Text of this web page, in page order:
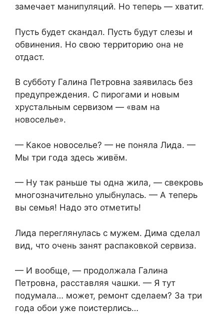
замечает манипуляций. Но теперь — хватит.
Пусть будет скандал. Пусть будут слезы и
обвинения. Но свою территорию она не
отдаст.
В субботу Галина Петровна заявилась без
предупреждения. С пирогами и новым
хрустальным сервизом — «вам на
новоселье».
— Какое новоселье? — не поняла Лида. —
Мы три года здесь живём.
— Ну так раньше ты одна жила, — свекровь
многозначительно улыбнулась. — А теперь
вы семья! Надо это отметить!
Лида переглянулась с мужем. Дима сделал
вид, что очень занят распаковкой сервиза.
— И вообще, — продолжала Галина
Петровна, расставляя чашки. — Я тут
подумала… может, ремонт сделаем? За три
года обои уже поистерлись…